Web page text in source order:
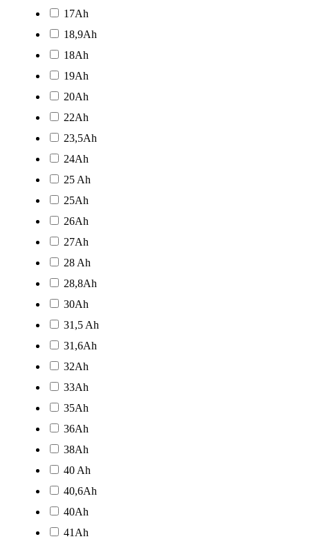
17Ah
18,9Ah
18Ah
19Ah
20Ah
22Ah
23,5Ah
24Ah
25 Ah
25Ah
26Ah
27Ah
28 Ah
28,8Ah
30Ah
31,5 Ah
31,6Ah
32Ah
33Ah
35Ah
36Ah
38Ah
40 Ah
40,6Ah
40Ah
41Ah